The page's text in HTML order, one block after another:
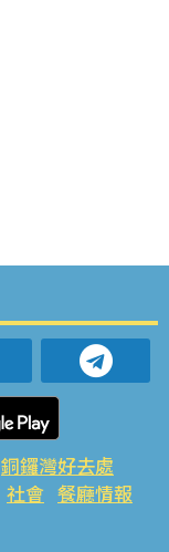
銅鑼灣好去處
社會 餐廳情報